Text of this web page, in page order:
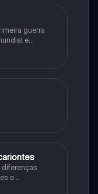
guerra
e
fases da
diferenças
e